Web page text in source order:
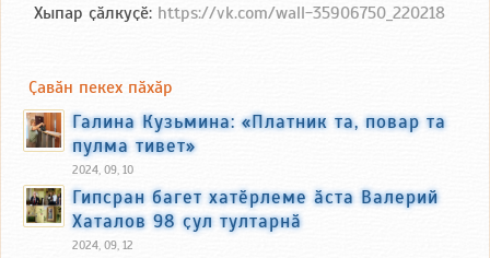
Хыпар ҫӑлкуҫӗ: https://vk.com/wall-35906750_220218
Ҫавӑн пекех пӑхӑр
Галина Кузьмина: «Платник та, повар та
пулма тивет»
2024, 09, 10
Гипсран багет хатӗрлеме ӑста Валерий
Хаталов 98 ҫул тултарнӑ
2024, 09, 12